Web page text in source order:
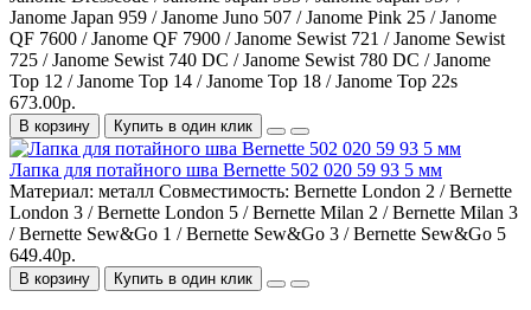
Janome Japan 959 / Janome Juno 507 / Janome Pink 25 / Janome
QF 7600 / Janome QF 7900 / Janome Sewist 721 / Janome Sewist
725 / Janome Sewist 740 DC / Janome Sewist 780 DC / Janome
Top 12 / Janome Top 14 / Janome Top 18 / Janome Top 22s
673.00р.
В корзину Купить в один клик
Лапка для потайного шва Bernette 502 020 59 93 5 мм
Материал: металл Совместимость: Bernette London 2 / Bernette
London 3 / Bernette London 5 / Bernette Milan 2 / Bernette Milan 3
/ Bernette Sew&Go 1 / Bernette Sew&Go 3 / Bernette Sew&Go 5
649.40р.
В корзину Купить в один клик